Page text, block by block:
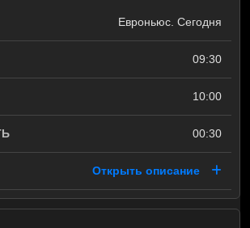
Евроньюс. Сегодня
09:30
10:00
00:30
Открыть описание